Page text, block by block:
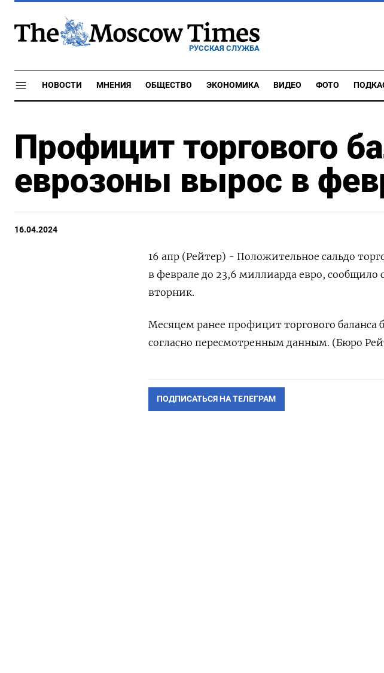
РУССКАЯ СЛУЖБА
НОВОСТИ МНЕНИЯ ОБЩЕСТВО ЭКОНОМИКА ВИДЕО ФОТО
Профицит торгового
еврозоны вырос в
16.04.2024
16 апр (Рейтер) - Положительное сальдо
в феврале до 23,6 миллиарда евро, сообщило
вторник.
Месяцем ранее профицит торгового баланса
согласно пересмотренным данным. (Бюро
ПОДПИСАТЬСЯ НА ТЕЛЕГРАМ